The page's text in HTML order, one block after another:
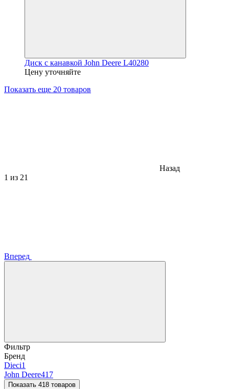
Диск с канавкой John Deere L40280
Цену уточняйте
Показать еще 20 товаров
Назад
1 из 21
Вперед
Фильтр
Бренд
Dieci1
John Deere417
Показать 418 товаров